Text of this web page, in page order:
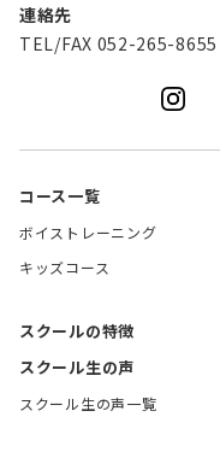
連絡先
TEL/FAX 052-265-8655
コース一覧
ボイストレーニング
キッズコース
スクールの特徴
スクール生の声
スクール生の声一覧